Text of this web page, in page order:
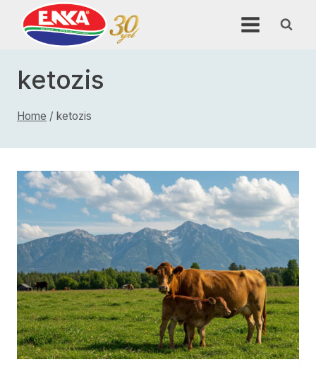
content
ketozis
Home / ketozis